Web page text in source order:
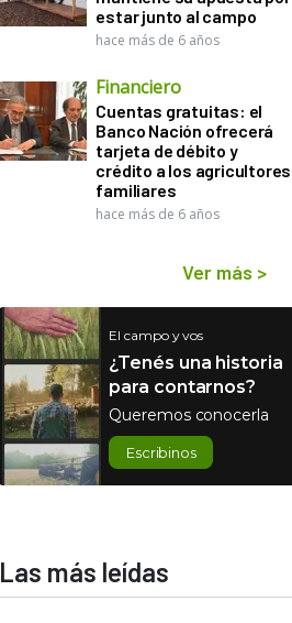
estar junto al campo
hace más de 6 años
Financiero
Cuentas gratuitas: el
Banco Nación ofrecerá
tarjeta de débito y
crédito a los agricultores
familiares
hace más de 6 años
Ver más >
El campo y vos
¿Tenés una historia
para contarnos?
Queremos conocerla
Escribinos
Las más leídas